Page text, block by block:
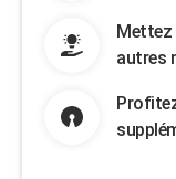
Mettez
autres